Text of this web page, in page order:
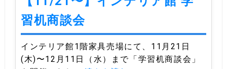
習机商談会
インテリア館1階家具売場にて、11月21日
(木)〜12月11日（水）まで「学習机商談会」